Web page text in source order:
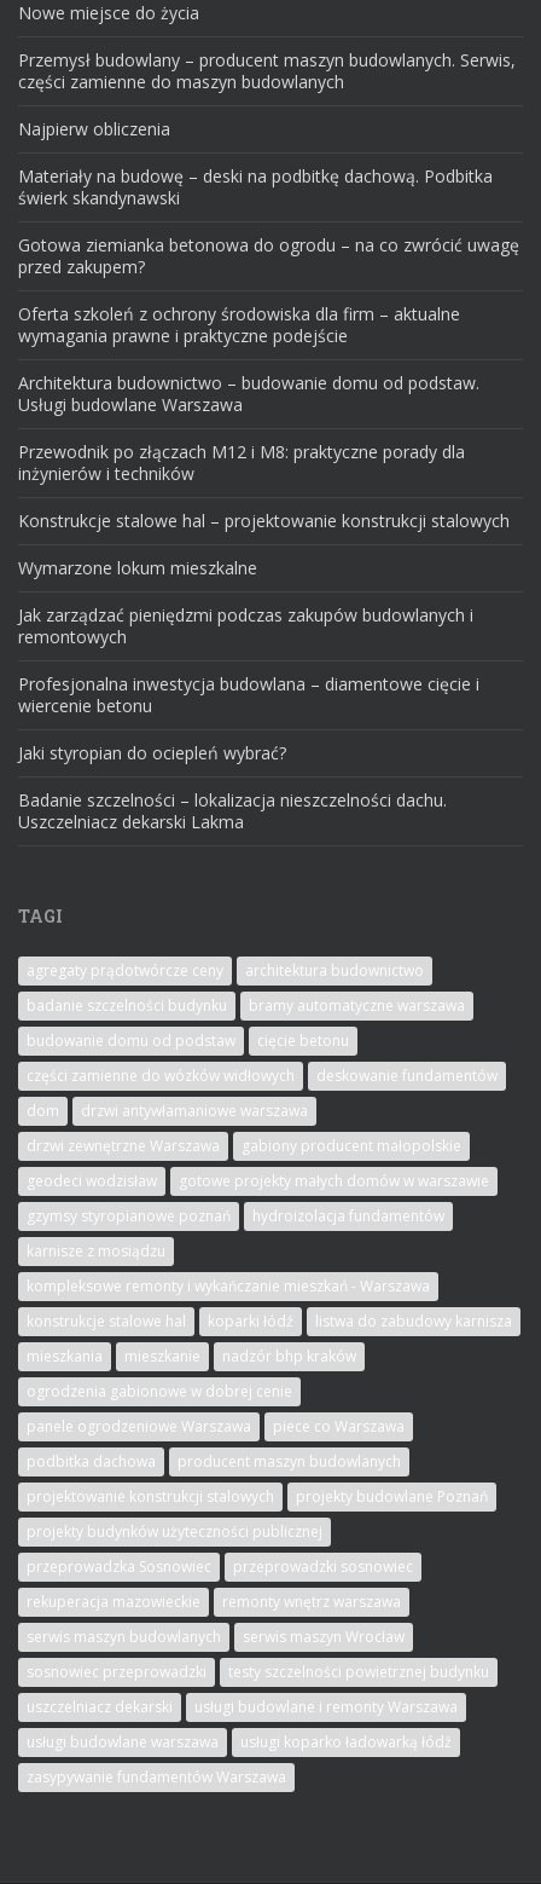
Nowe miejsce do życia
Przemysł budowlany – producent maszyn budowlanych. Serwis,
części zamienne do maszyn budowlanych
Najpierw obliczenia
Materiały na budowę – deski na podbitkę dachową. Podbitka
świerk skandynawski
Gotowa ziemianka betonowa do ogrodu – na co zwrócić uwagę
przed zakupem?
Oferta szkoleń z ochrony środowiska dla firm – aktualne
wymagania prawne i praktyczne podejście
Architektura budownictwo – budowanie domu od podstaw.
Usługi budowlane Warszawa
Przewodnik po złączach M12 i M8: praktyczne porady dla
inżynierów i techników
Konstrukcje stalowe hal – projektowanie konstrukcji stalowych
Wymarzone lokum mieszkalne
Jak zarządzać pieniędzmi podczas zakupów budowlanych i
remontowych
Profesjonalna inwestycja budowlana – diamentowe cięcie i
wiercenie betonu
Jaki styropian do ociepleń wybrać?
Badanie szczelności – lokalizacja nieszczelności dachu.
Uszczelniacz dekarski Lakma
TAGI
agregaty prądotwórcze ceny
architektura budownictwo
badanie szczelności budynku
bramy automatyczne warszawa
budowanie domu od podstaw
cięcie betonu
części zamienne do wózków widłowych
deskowanie fundamentów
dom
drzwi antywłamaniowe warszawa
drzwi zewnętrzne Warszawa
gabiony producent małopolskie
geodeci wodzisław
gotowe projekty małych domów w warszawie
gzymsy styropianowe poznań
hydroizolacja fundamentów
karnisze z mosiądzu
kompleksowe remonty i wykańczanie mieszkań - Warszawa
konstrukcje stalowe hal
koparki łódź
listwa do zabudowy karnisza
mieszkania
mieszkanie
nadzór bhp kraków
ogrodzenia gabionowe w dobrej cenie
panele ogrodzeniowe Warszawa
piece co Warszawa
podbitka dachowa
producent maszyn budowlanych
projektowanie konstrukcji stalowych
projekty budowlane Poznań
projekty budynków użyteczności publicznej
przeprowadzka Sosnowiec
przeprowadzki sosnowiec
rekuperacja mazowieckie
remonty wnętrz warszawa
serwis maszyn budowlanych
serwis maszyn Wrocław
sosnowiec przeprowadzki
testy szczelności powietrznej budynku
uszczelniacz dekarski
usługi budowlane i remonty Warszawa
usługi budowlane warszawa
usługi koparko ładowarką łódź
zasypywanie fundamentów Warszawa